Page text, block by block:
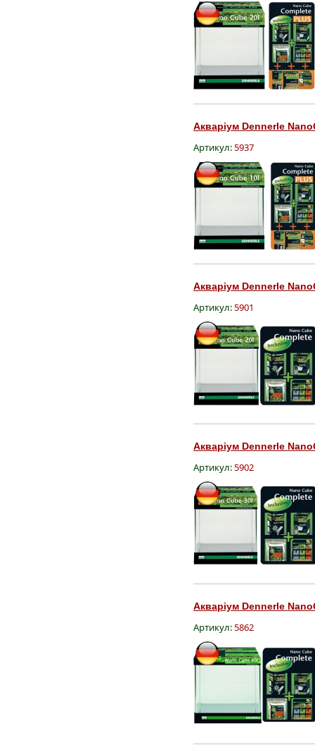
Акваріум Dennerle
Артикул:5937
Акваріум Dennerle
Артикул:5901
Акваріум Dennerle
Артикул:5902
Акваріум Dennerle
Артикул:5862